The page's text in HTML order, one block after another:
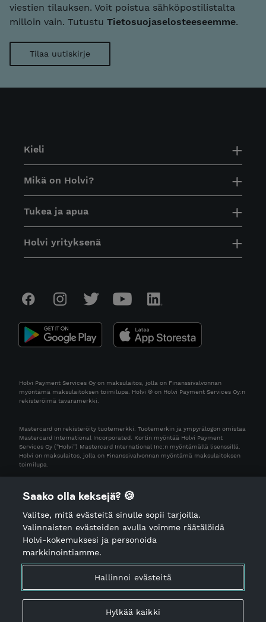
viestien tilauksen. Voit poistua sähköpostilistalta
milloin vain. Tutustu Tietosuojaselosteeseemme.
Kieli
Mikä on Holvi?
Tukea ja apua
Holvi yrityksenä
Holvi Payment Services Oy on maksulaitos, jolla on Finanssivalvonnan
myöntämä maksulaitoksen toimilupa. Holvi ® on Holvi Payment Services Oy:n
rekisteröimä tavaramerkki.
Mastercard on rekisteröity tuotemerkki. Tuotemerkin ja ympyrälogon omistaa
Mastercard International Incorporated. Kortin myöntää Holvi Payment
Services Oy (“Holvi”) Mastercard International Inc:n myöntämällä lisenssillä.
Holvi on maksulaitos, jolla on Finanssivalvonnan myöntämä maksulaitoksen
toimilupa.
Palvelutiedot
Saako olla keksejä? 🍪
Valitse, mitä evästeitä sinulle sopii tarjoilla.
Valinnaisten evästeiden avulla voimme räätälöidä
Holvi-kokemuksesi ja personoida
markkinointiamme.
Hallinnoi evästeitä
Hylkää kaikki